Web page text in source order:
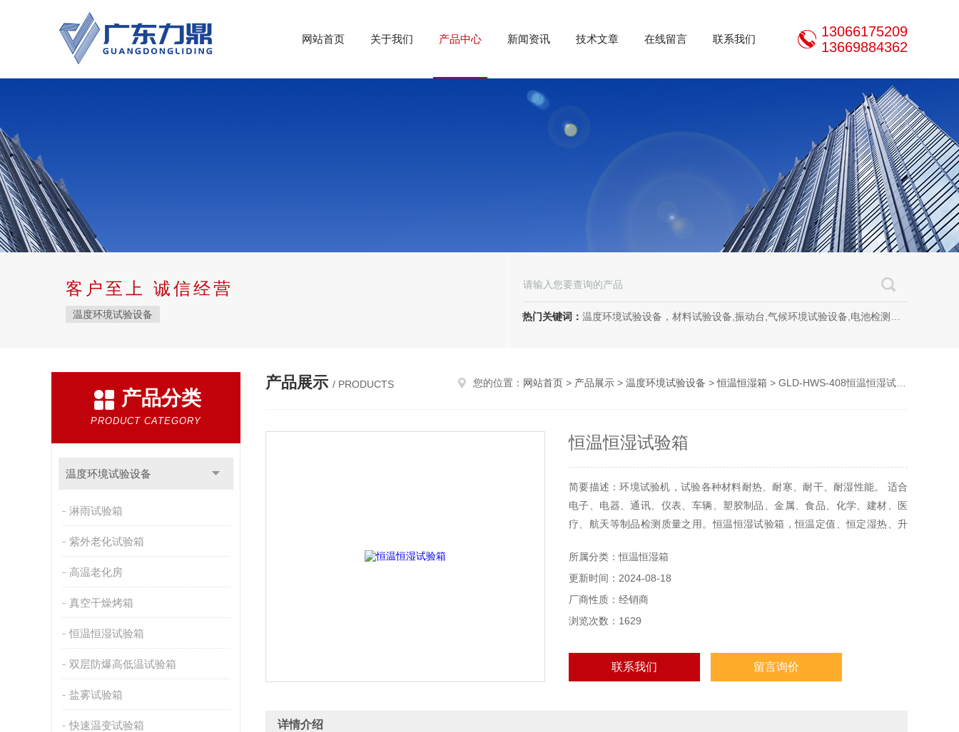
网站首页 关于我们 产品中心 新闻资讯 技术文章 在线留言 联系我们
13066175209
13669884362
客户至上 诚信经营
温度环境试验设备 热门关键词： 温度环境试验设备，材料试验设备,振动台,气候环境试验设备,电池检测设备,
产品分类
PRODUCT CATEGORY
温度环境试验设备
淋雨试验箱
紫外老化试验箱
高温老化房
真空干燥烤箱
恒温恒湿试验箱
双层防爆高低温试验箱
盐雾试验箱
快速温变试验箱
产品展示 / PRODUCTS 您的位置： 网站首页 > 产品展示 > 温度环境试验设备 >恒温恒湿箱 > GLD-HWS-408恒温恒湿试验箱
恒温恒湿试验箱
简要描述：环境试验机，试验各种材料耐热、耐寒、耐干、耐湿性能。 适合
电子、电器、通讯、仪表、车辆、塑胶制品、金属、食品、化学、建材、医
疗、航天等制品检测质量之用。恒温恒湿试验箱，恒温定值、恒定湿热、升
所属分类：恒温恒湿箱
更新时间：2024-08-18
厂商性质：经销商
浏览次数：1629
联系我们 留言询价
详情介绍